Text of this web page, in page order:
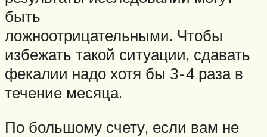
быть
ложноотрицательными. Чтобы
избежать такой ситуации, сдавать
фекалии надо хотя бы 3-4 раза в
течение месяца.
По большому счету, если вам не